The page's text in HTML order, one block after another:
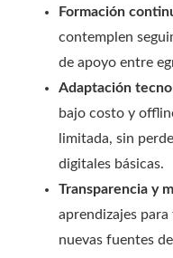
Formación
contemplen
de apoyo entre
Adaptación
bajo costo y
limitada, sin
digitales básicas.
Transparencia y
aprendizajes
nuevas fuentes